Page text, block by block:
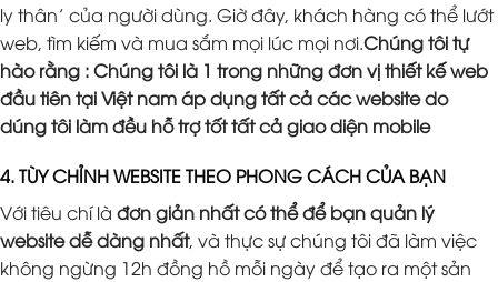
ly thân’ của người dùng. Giờ đây, khách hàng có thể lướt
web, tìm kiếm và mua sắm mọi lúc mọi nơi.Chúng tôi tự
hào rằng : Chúng tôi là 1 trong những đơn vị thiết kế web
đầu tiên tại Việt nam áp dụng tất cả các website do
dúng tôi làm đều hỗ trợ tốt tất cả giao diện mobile
4. TÙY CHỈNH WEBSITE THEO PHONG CÁCH CỦA BẠN
Với tiêu chí là đơn giản nhất có thể để bạn quản lý
website dễ dàng nhất, và thực sự chúng tôi đã làm việc
không ngừng 12h đồng hồ mỗi ngày để tạo ra một sản